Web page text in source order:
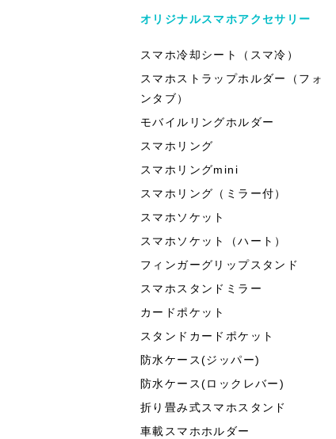
オリジナルスマホアクセサリー
スマホ冷却シート（スマ冷）
スマホストラップホルダー（フォ
ンタブ）
モバイルリングホルダー
スマホリング
スマホリングmini
スマホリング（ミラー付）
スマホソケット
スマホソケット（ハート）
フィンガーグリップスタンド
スマホスタンドミラー
カードポケット
スタンドカードポケット
防水ケース(ジッパー)
防水ケース(ロックレバー)
折り畳み式スマホスタンド
車載スマホホルダー